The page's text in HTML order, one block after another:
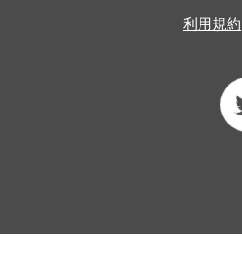
利用規約